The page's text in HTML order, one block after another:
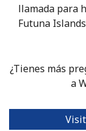
llamada para
Futuna
¿Tienes más
a